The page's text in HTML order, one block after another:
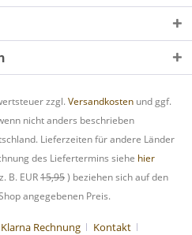
zzgl. Versandkosten und ggf.
nicht anders beschrieben
Lieferzeiten für andere Länder
des Liefertermins siehe hier
B. EUR15,95) beziehen sich auf den
angegebenen Preis.
Klarna Rechnung
Kontakt